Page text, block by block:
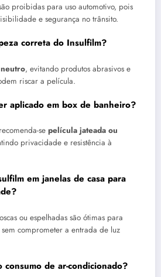
proibidas para uso automotivo, pois
e segurança no trânsito.
correta do Insulfilm?
, evitando produtos abrasivos e
riscar a película.
aplicado em box de banheiro?
se película jateada ou
privacidade e resistência à
em janelas de casa para
ou espelhadas são ótimas para
comprometer a entrada de luz
de ar-condicionado?